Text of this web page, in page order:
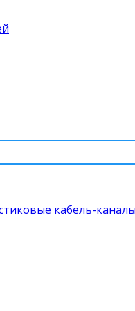
кабель-каналы